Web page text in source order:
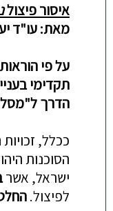
איסור פיצול
מאת: עו"ד
על פי
תקדימי
הדרך
ככלל,
הסוכנות
ישראל, אשר
לפיצול.